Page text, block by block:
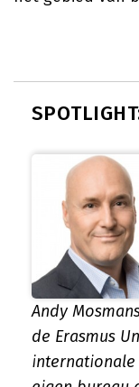
Andy
de Erasmus
internationale